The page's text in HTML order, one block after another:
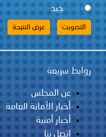
العامة